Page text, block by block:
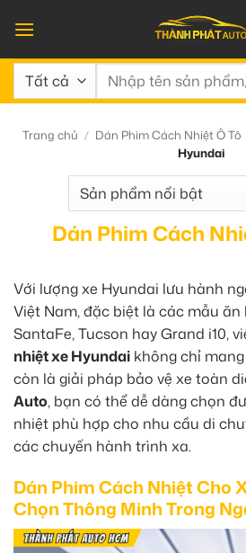
qua
nội
dung
Tìm
Trang chủ / Dán Phim Cách Nhiệt Ô Tô
Hyundai
Dán Phim Cách
Với lượng xe Hyundai lưu hành
Việt Nam, đặc biệt là các mẫu
SantaFe, Tucson hay Grand i10,
nhiệt xe Hyundai không chỉ
còn là giải pháp bảo vệ xe toàn
Auto, bạn có thể dễ dàng chọn
nhiệt phù hợp cho nhu cầu di
các chuyến hành trình xa.
Dán Phim Cách Nhiệt Cho
Chọn Thông Minh Trong